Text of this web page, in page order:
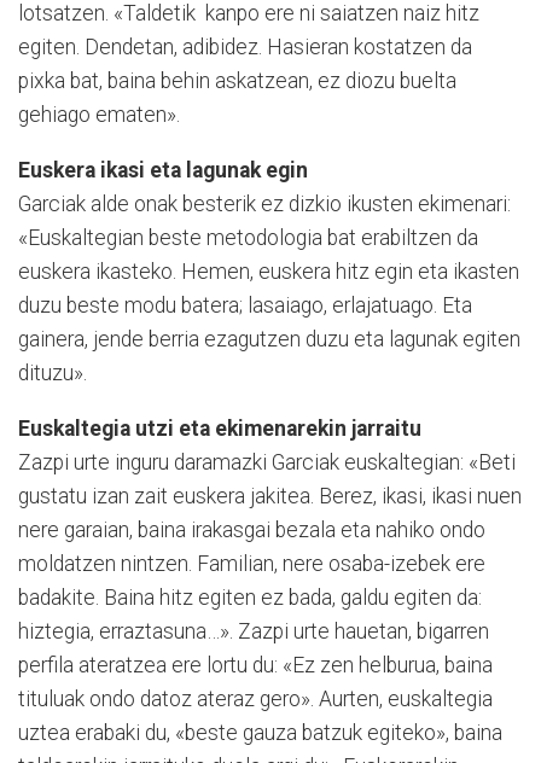
lotsa­tzen. «Taldetik kanpo ere ni saiatzen naiz hitz
egiten. Dendetan, adibidez. Hasieran kostatzen da
pixka bat, baina behin askatzean, ez diozu buelta
gehiago ematen».
Euskera ikasi eta lagunak egin
Garciak alde onak besterik ez dizkio ikusten ekimenari:
«Euskaltegian beste metodologia bat erabiltzen da
euskera ikasteko. Hemen, euskera hitz egin eta ikasten
duzu beste modu batera; lasaiago, erlajatuago. Eta
gainera, jende berria ezagutzen duzu eta lagunak egiten
dituzu».
Euskaltegia utzi eta ekimenarekin jarraitu
Zazpi urte inguru daramazki Garciak euskaltegian: «Beti
gustatu izan zait euskera jakitea. Berez, ikasi, ikasi nuen
nere garaian, baina irakasgai bezala eta nahiko ondo
moldatzen nintzen. Familian, nere osaba-izebek ere
badakite. Baina hitz egiten ez bada, galdu egiten da:
hiztegia, erraztasuna…». Zazpi urte hauetan, bigarren
perfila ateratzea ere lortu du: «Ez zen helburua, baina
tituluak ondo datoz ateraz gero». Aurten, euskaltegia
uztea erabaki du, «beste gauza ba­tzuk egiteko», baina